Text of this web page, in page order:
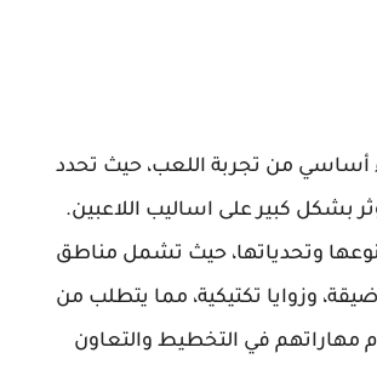
أساسي من تجربة اللعب، حيث تحدد
بشكل كبير على اساليب اللاعبين.
وتحدياتها، حيث تشمل مناطق
وزوايا تكتيكية، مما يتطلب من
مهاراتهم في التخطيط والتعاون